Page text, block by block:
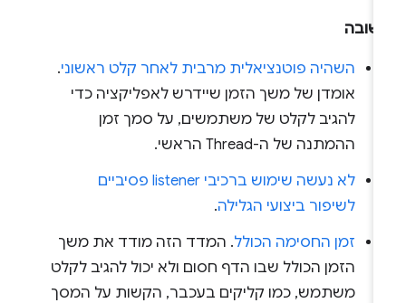
השהיה פוטנציאלית מרבית לאחר קלט ראשוני.
אומדן של משך הזמן שיידרש לאפליקציה כדי
להגיב לקלט של משתמשים, על סמך זמן
ההמתנה של ה-Thread הראשי.
לא נעשה שימוש ברכיבי listener פסיביים
לשיפור ביצועי הגלילה.
זמן החסימה הכולל. המדד הזה מודד את משך
הזמן הכולל שבו הדף חסום ולא יכול להגיב לקלט
משתמש, כמו קליקים בעכבר, הקשות על המסך